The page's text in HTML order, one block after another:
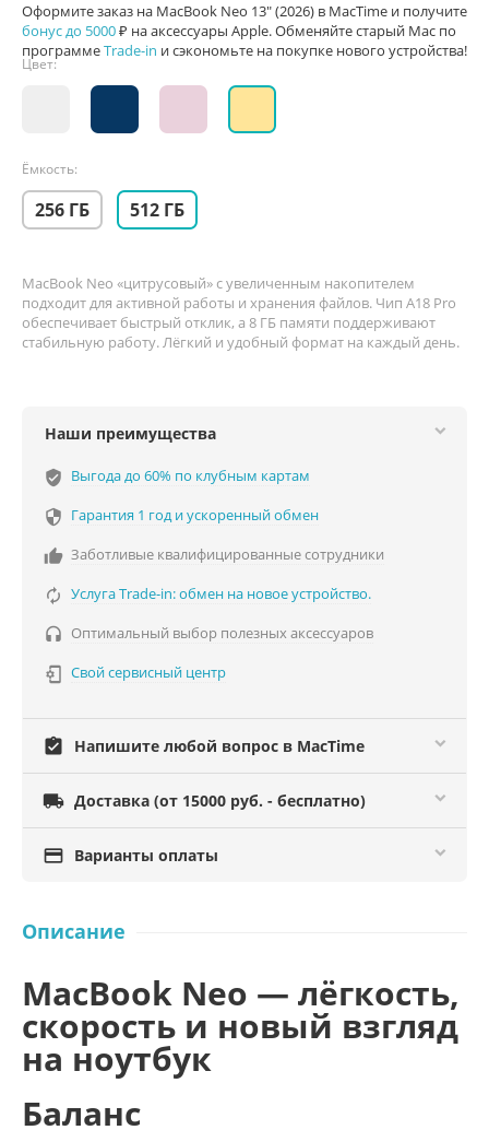
Оформите заказ на MacBook Neo 13" (2026) в MacTime и получите
бонус до 5000₽ на аксессуары Apple. Обменяйте старый Mac по
программеTrade-in и сэкономьте на покупке нового устройства!
Цвет:
Ёмкость:
256 ГБ 512 ГБ
MacBook Neo «цитрусовый» с увеличенным накопителем
подходит для активной работы и хранения файлов. Чип A18 Pro
обеспечивает быстрый отклик, а 8 ГБ памяти поддерживают
стабильную работу. Лёгкий и удобный формат на каждый день.
Наши преимущества
verified_user Выгода до 60% по клубным картам
 Гарантия 1 год и ускоренный обмен
 Заботливые квалифицированные сотрудники
 Услуга Trade-in: обмен на новое устройство.
 Оптимальный выбор полезных аксессуаров
 Свой сервисный центр
assignment_turned_in Напишите любой вопрос в MacTime
 Доставка (от 15000 руб. - бесплатно)
 Варианты оплаты
Описание
MacBook Neo — лёгкость,
скорость и новый взгляд
на ноутбук
Баланс